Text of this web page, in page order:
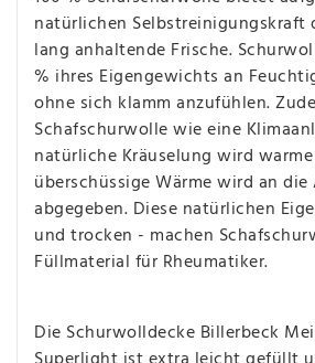
natürlichen Selbstreinigungskraft
lang anhaltende Frische.
% ihres Eigengewichts an
ohne sich klamm anzufühlen.
Schafschurwolle wie eine
natürliche Kräuselung wird
überschüssige Wärme wird an
abgegeben. Diese natürlichen
und trocken - machen
Füllmaterial für Rheumatiker.
Die Schurwolldecke Billerbeck